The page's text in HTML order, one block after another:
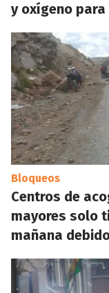
y oxígeno
Bloqueos
Centros de
mayores solo
mañana